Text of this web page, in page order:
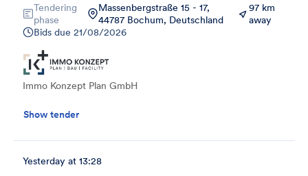
Tendering
phase
Massenbergstraße 15 - 17,
44787 Bochum, Deutschland
97 km
away
Bids due 21/08/2026
Immo Konzept Plan GmbH
Show tender
Yesterday at 13:28